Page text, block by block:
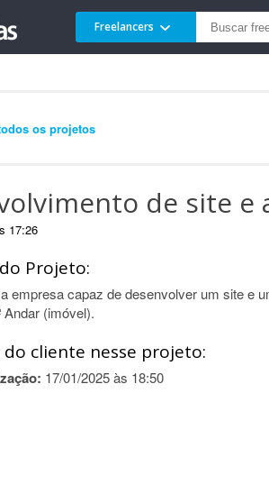
Freelancers
os projetos
de site e
17:26
Projeto:
empresa capaz de desenvolver um site e
Andar (imóvel).
cliente nesse projeto:
17/01/2025 às 18:50